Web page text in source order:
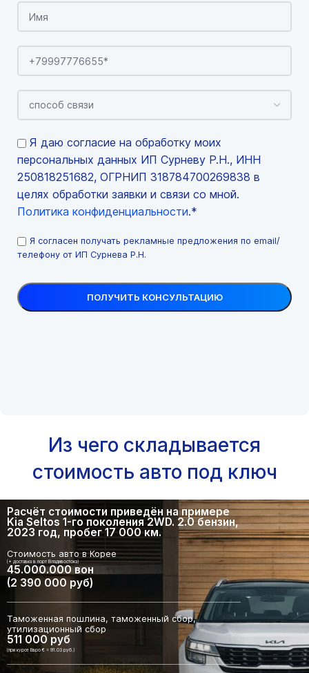
Я даю согласие на обработку моих
персональных данных ИП Сурневу Р.Н., ИНН
250818251682, ОГРНИП 318784700269838 в
целях обработки заявки и связи со мной.
Политика конфиденциальности.*
Я согласен получать рекламные предложения по email/
телефону от ИП Сурнева Р.Н.
Из чего складывается
стоимость авто под ключ
Расчёт стоимости приведён на примере
Kia Seltos 1-го поколения 2WD. 2.0 бензин,
2023 год, пробег 17 000 км.
Стоимость авто в Корее
(+ доставка в порт Владивостока)
45.000.000 вон
(2 390 000 руб)
Таможенная пошлина, таможенный сбор,
утилизационный сбор
511 000 руб
(при курсе Евро € = 91.03 руб.)